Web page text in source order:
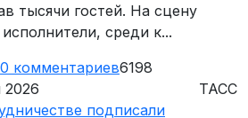
тысячи гостей. На сцену
среди к...
0 комментариев6198
2026
ТАСС
подписали